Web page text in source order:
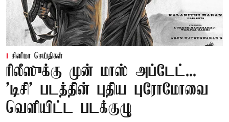
சினிமா செய்திகள்
ரிலீஸுக்கு முன் மாஸ் அப்டேட்...
'டிசி' படத்தின் புதிய புரோமோவை
வெளியிட்ட படக்குழு